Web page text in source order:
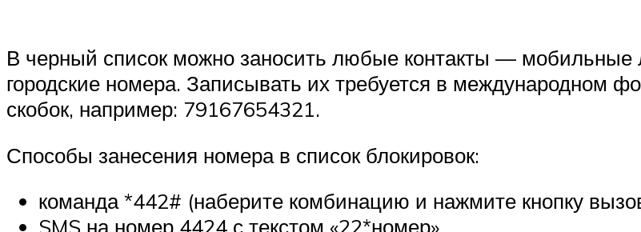
В черный список можно заносить любые контакты —
городские номера. Записывать их требуется в международном
скобок, например: 79167654321.
Способы занесения номера в список блокировок:
команда *442# (наберите комбинацию и нажмите кнопку
SMS на номер 4424 с текстом «22*номер»,